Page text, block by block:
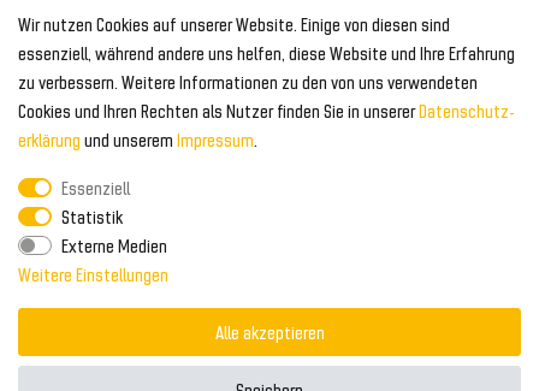
Wir nutzen Cookies auf unserer Website. Einige von diesen sind
essenziell, während andere uns helfen, diese Website und Ihre Erfahrung
zu verbessern. Weitere Informationen zu den von uns verwendeten
Cookies und Ihren Rechten als Nutzer finden Sie in unsererDaten­schutz­
erklärung und unserem Impressum.
Essenziell
Statistik
Externe Medien
Weitere Einstellungen
Alle akzeptieren
Geeignet für Audi
Frontspoiler
Heckspoiler
Kabelbäume
Kühlergrill
FOLGEN SIE UNS AUF
Tuning Fanatics
ZAHLUNG & VERSAND
Zahlungsanbieter
Versand & Zahlung
WELTWEITER VERSAND
© 2026 Tuning Fanatics